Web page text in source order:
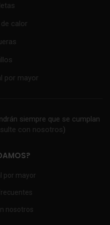
calor
por mayor
siempre que se cumplan
con nosotros)
por mayor
nosotros